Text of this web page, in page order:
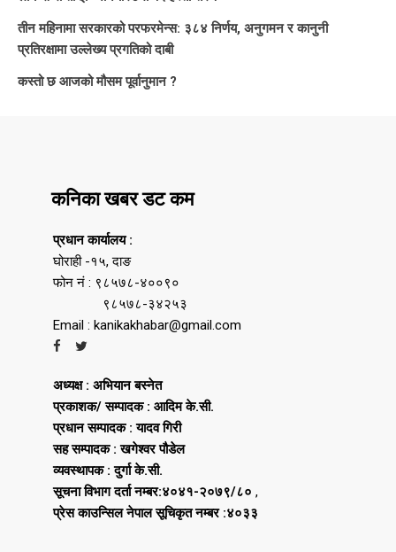
तीन महिनामा सरकारको परफरमेन्स: ३८४ निर्णय, अनुगमन र कानुनी
प्रतिरक्षामा उल्लेख्य प्रगतिको दाबी
कस्तो छ आजको मौसम पूर्वानुमान ?
कनिका खबर डट कम
प्रधान कार्यालय :
घोराही -१५, दाङ
फोन नं : ९८५७८-४००९०
९८५७८-३४२५३
Email : kanikakhabar@gmail.com
अध्यक्ष : अभियान बस्नेत
प्रकाशक/ सम्पादक : आदिम के.सी.
प्रधान सम्पादक : यादव गिरी
सह सम्पादक : खगेश्वर पौडेल
व्यवस्थापक : दुर्गा के.सी.
सूचना विभाग दर्ता नम्बर:४०४१-२०७९/८० ,
प्रेस काउन्सिल नेपाल सूचिकृत नम्बर :४०३३